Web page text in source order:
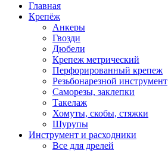
Главная
Крепёж
Анкеры
Гвозди
Дюбели
Крепеж метрический
Перфорированный крепеж
Резьбонарезной инструмент
Саморезы, заклепки
Такелаж
Хомуты, скобы, стяжки
Шурупы
Инструмент и расходники
Все для дрелей